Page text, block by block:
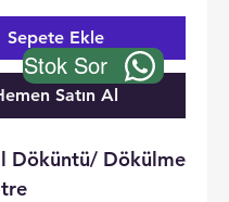
Sepete Ekle
Satın Al
Döküntü/ Dökülme
Stok Sor